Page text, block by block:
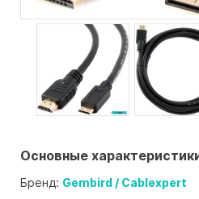
Основные
Бренд: Gembird / Cablexpert